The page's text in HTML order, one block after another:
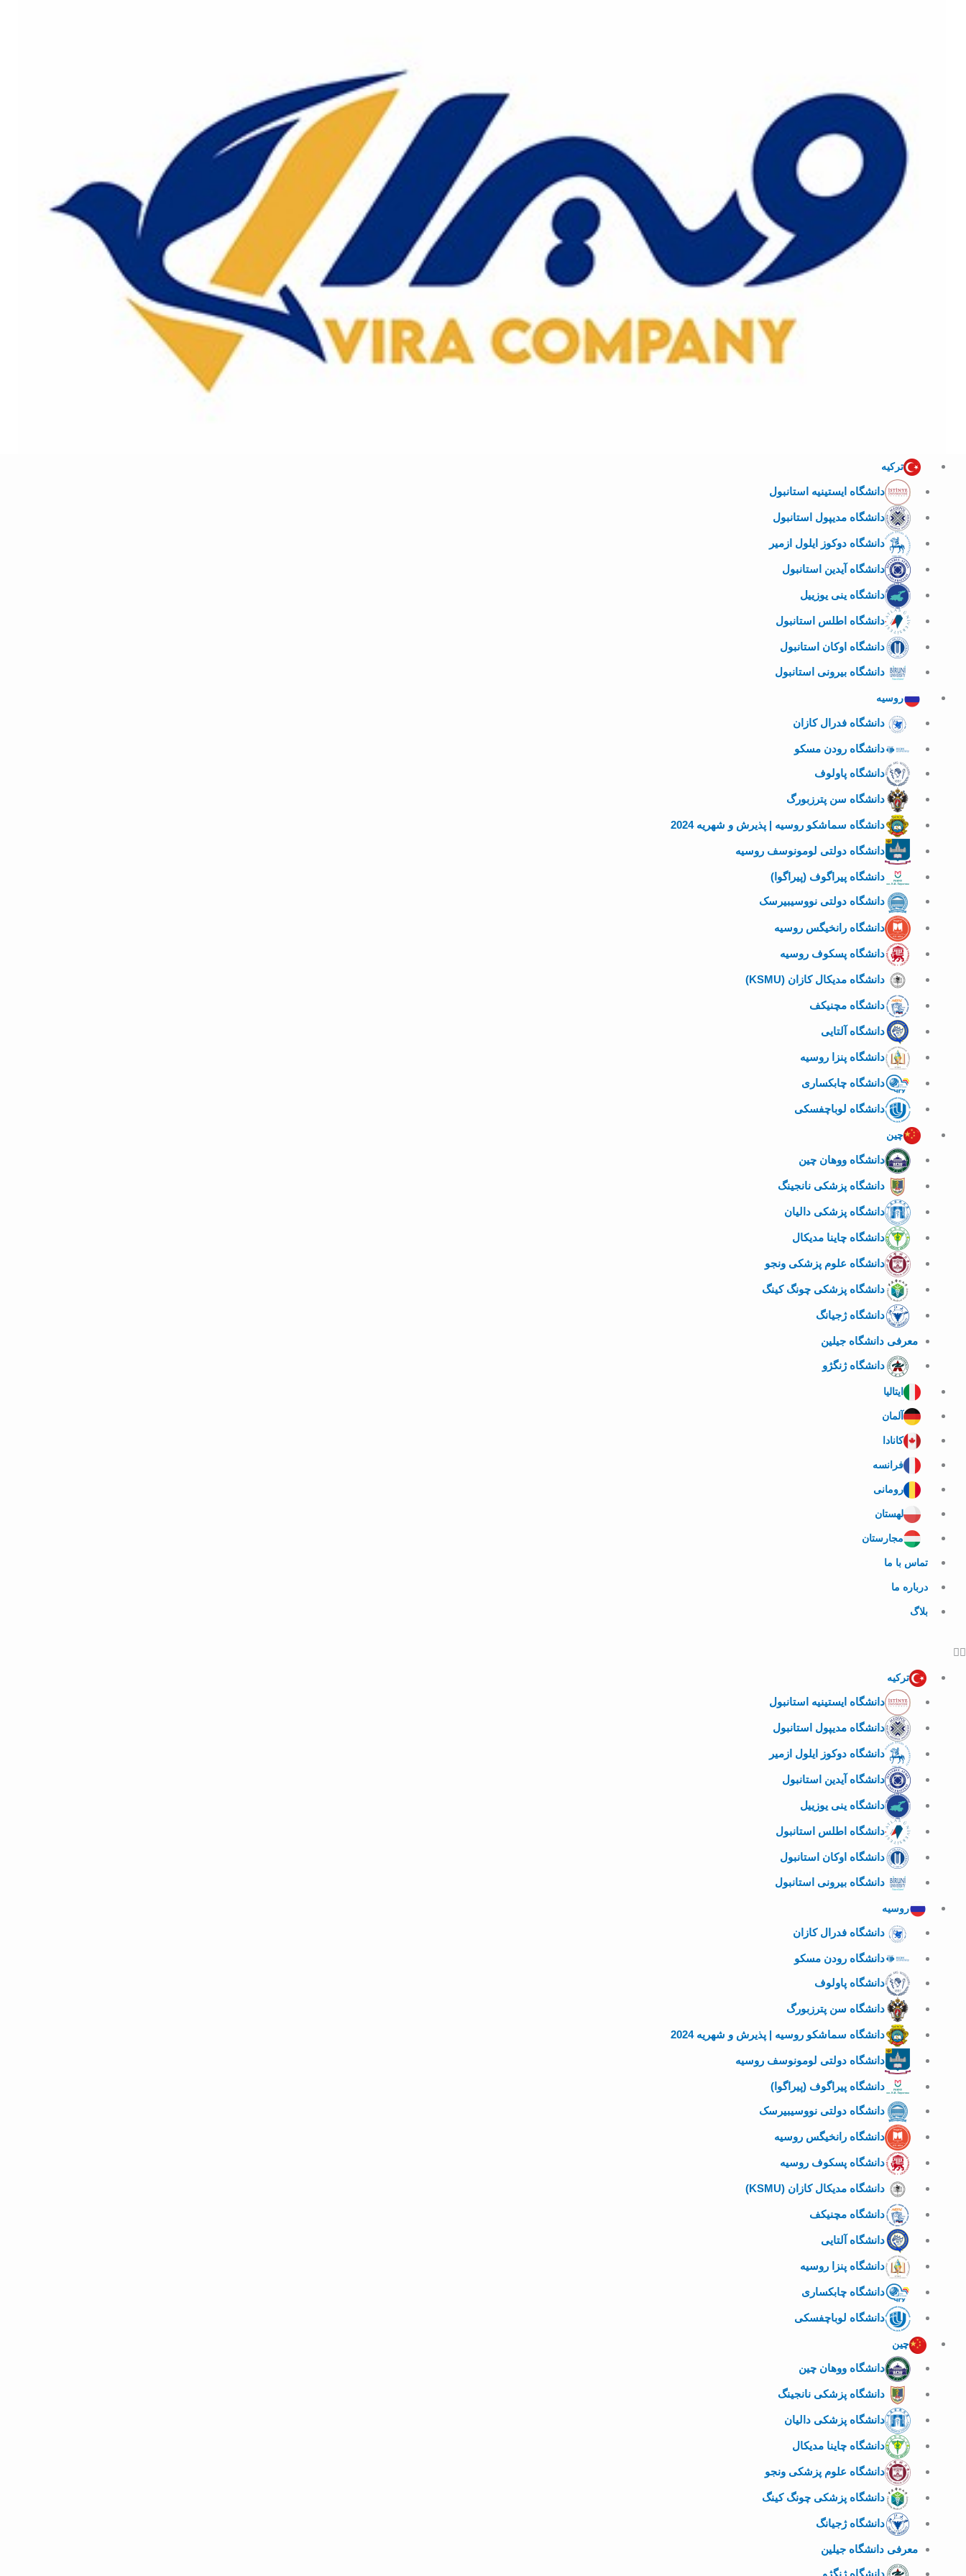
ترکیه
دانشگاه ایستینیه استانبول
دانشگاه مدیپول استانبول
دانشگاه دوکوز ایلول ازمیر
دانشگاه آیدین استانبول
دانشگاه ینی یوزییل
دانشگاه اطلس استانبول
دانشگاه اوکان استانبول
دانشگاه بیرونی استانبول
روسیه
دانشگاه فدرال کازان
دانشگاه رودن مسکو
دانشگاه پاولوف
دانشگاه سن پترزبورگ
دانشگاه سماشکو روسیه | پذیرش و شهریه 2024
دانشگاه دولتی لومونوسف روسیه
دانشگاه پیراگوف (پیراگوا)
دانشگاه دولتی نووسیبیرسک
دانشگاه رانخیگس روسیه
دانشگاه پسکوف روسیه
دانشگاه مدیکال کازان (KSMU)
دانشگاه مچنیکف
دانشگاه آلتایی
دانشگاه پنزا روسیه
دانشگاه چابکساری
دانشگاه لوباچفسکی
چین
دانشگاه ووهان چین
دانشگاه پزشکی نانجینگ
دانشگاه پزشکی دالیان
دانشگاه چاینا مدیکال
دانشگاه علوم پزشکی ونجو
دانشگاه پزشکی چونگ کینگ
دانشگاه ژجیانگ
معرفی دانشگاه جیلین
دانشگاه ژنگژو
ایتالیا
آلمان
کانادا
فرانسه
رومانی
لهستان
مجارستان
تماس با ما
درباره ما
بلاگ
ترکیه
دانشگاه ایستینیه استانبول
دانشگاه مدیپول استانبول
دانشگاه دوکوز ایلول ازمیر
دانشگاه آیدین استانبول
دانشگاه ینی یوزییل
دانشگاه اطلس استانبول
دانشگاه اوکان استانبول
دانشگاه بیرونی استانبول
روسیه
دانشگاه فدرال کازان
دانشگاه رودن مسکو
دانشگاه پاولوف
دانشگاه سن پترزبورگ
دانشگاه سماشکو روسیه | پذیرش و شهریه 2024
دانشگاه دولتی لومونوسف روسیه
دانشگاه پیراگوف (پیراگوا)
دانشگاه دولتی نووسیبیرسک
دانشگاه رانخیگس روسیه
دانشگاه پسکوف روسیه
دانشگاه مدیکال کازان (KSMU)
دانشگاه مچنیکف
دانشگاه آلتایی
دانشگاه پنزا روسیه
دانشگاه چابکساری
دانشگاه لوباچفسکی
چین
دانشگاه ووهان چین
دانشگاه پزشکی نانجینگ
دانشگاه پزشکی دالیان
دانشگاه چاینا مدیکال
دانشگاه علوم پزشکی ونجو
دانشگاه پزشکی چونگ کینگ
دانشگاه ژجیانگ
معرفی دانشگاه جیلین